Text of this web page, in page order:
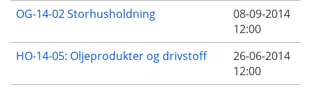
OG-14-02 Storhusholdning
08-09-2014
12:00
HO-14-05: Oljeprodukter og drivstoff
26-06-2014
12:00